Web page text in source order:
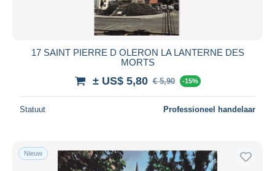
17 SAINT PIERRE D OLERON LA LANTERNE DES
MORTS
± US$ 5,80 € 5,90 -15%
Statuut Professioneel handelaar
Nieuw